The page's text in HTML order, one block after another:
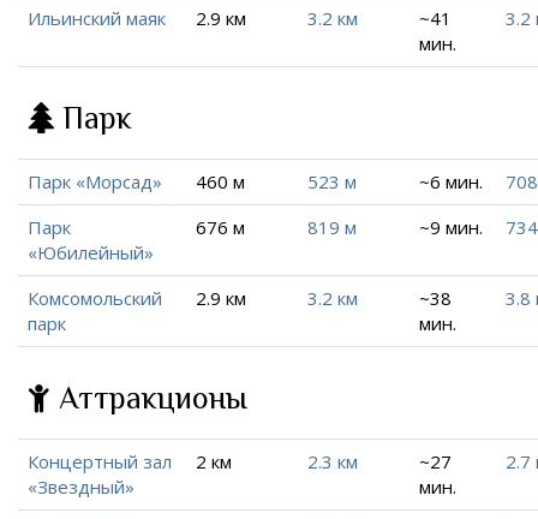
Ильинский маяк 2.9 км 3.2 км
~41
мин.
3.2
Парк
Парк «Морсад» 460 м 523 м ~6 мин.
Парк
«Юбилейный»
676 м 819 м ~9 мин.
Комсомольский
парк
2.9 км 3.2 км
~38
мин.
3.8
Аттракционы
Концертный зал
«Звездный»
2 км 2.3 км
~27
мин.
2.7